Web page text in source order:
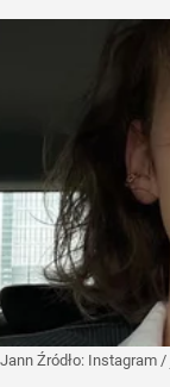
Jann Źródło: Instagram /